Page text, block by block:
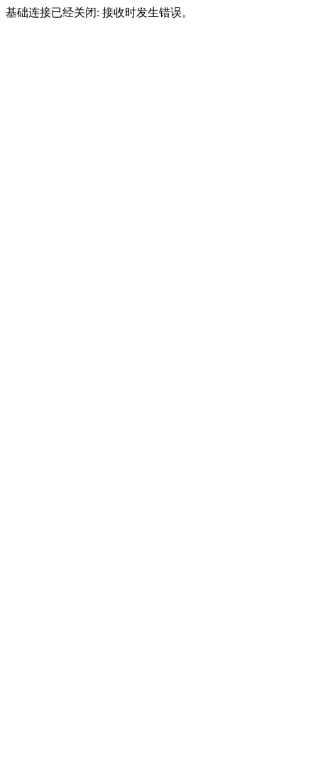
基础连接已经关闭: 接收时发生错误。